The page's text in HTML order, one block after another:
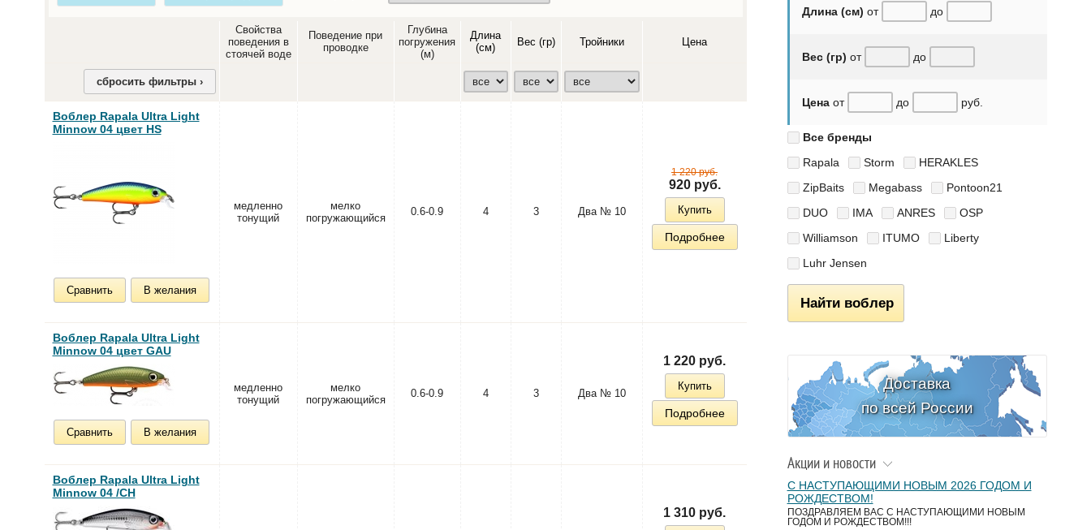
Свойства
поведения в
стоячей воде
Поведение при
проводке
Глубина
погружения
(м)
Длина
(см)
Вес (гр) Тройники Цена
сбросить фильтры ›
Воблер Rapala Ultra Light
Minnow 04 цвет HS
Сравнить В желания
медленно
тонущий
мелко
погружающийся
0.6-0.9 4 3 Два № 10
1 220 руб.
920 руб.
Купить
Подробнее
Воблер Rapala Ultra Light
Minnow 04 цвет GAU
Сравнить В желания
медленно
тонущий
мелко
погружающийся
0.6-0.9 4 3 Два № 10
1 220 руб.
Купить
Подробнее
Воблер Rapala Ultra Light
Minnow 04 /CH
1 310 руб.
Длина (см) от до
Вес (гр) от до
Ценаот до руб.
Все бренды
Rapala
Storm
HERAKLES
ZipBaits
Megabass
Pontoon21
DUO
IMA ANRES
OSP
Williamson
ITUMO
Liberty
Luhr Jensen
Найти воблер
Доставка
по всей России
Акции и новости
С НАСТУПАЮЩИМИ НОВЫМ 2026 ГОДОМ И
РОЖДЕСТВОМ!
ПОЗДРАВЛЯЕМ ВАС С НАСТУПАЮЩИМИ НОВЫМ
ГОДОМ И РОЖДЕСТВОМ!!!